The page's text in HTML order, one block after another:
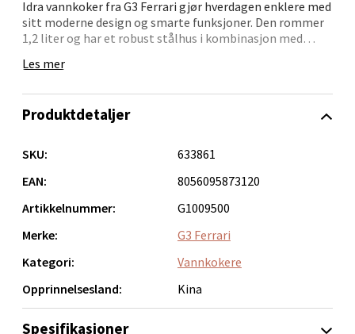
Idra vannkoker fra G3 Ferrari gjør hverdagen enklere med
sitt moderne design og smarte funksjoner. Den rommer
1,2 liter og har et robust stålhus i kombinasjon med
kjøkkenbenk.
praktisk målevindu, er den både trygg og enkel å bruke.
• Skjult varmeelement for enklere rengjøring
• Praktisk målevindu for presis vannmengde
• Roterende base og smart kabelsnelle
En praktisk liten hjelper – alltid klar når du trenger en
Les mer
Produktdetaljer
SKU:
633861
EAN:
8056095873120
Artikkelnummer:
G1009500
Merke:
G3 Ferrari
Kategori:
Vannkokere
Opprinnelsesland:
Kina
Spesifikasjoner
0 i butikk
Bergen - Oasen Senter
Folke Bernadottes vei 52, 5147 Fyllingsdalen
Åpent i dag 10-21
0 i butikk